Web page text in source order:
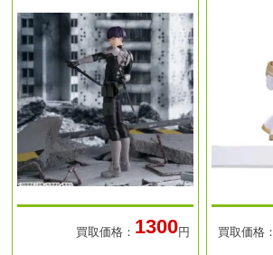
買取価格： 1300円 買取価格：